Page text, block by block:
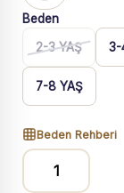
Beden
2-3 YAŞ
3-
7-8 YAŞ
Beden Rehberi